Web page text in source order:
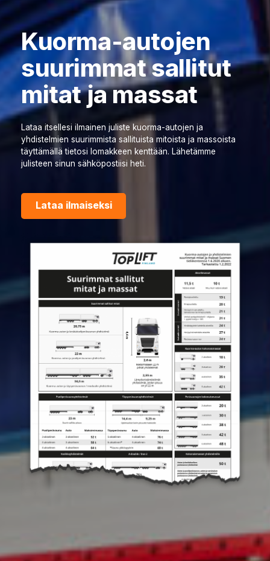
Kuorma-autojen
suurimmat sallitut
mitat ja massat
Lataa itsellesi ilmainen juliste kuorma-autojen ja
yhdistelmien suurimmista sallituista mitoista ja massoista
täyttämällä tietosi lomakkeen kenttään. Lähetämme
julisteen sinun sähköpostiisi heti.
Lataa ilmaiseksi